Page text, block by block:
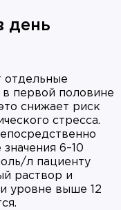
день
отдельные
первой половине
снижает риск
стресса.
6–10
л пациенту
раствор и
уровне выше 12